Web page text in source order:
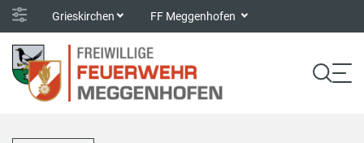
Grieskirchen FF Meggenhofen